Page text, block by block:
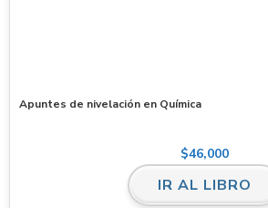
Apuntes de nivelación en Química
$46,000
IR AL LIBRO